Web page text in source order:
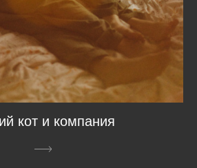
кот и компания